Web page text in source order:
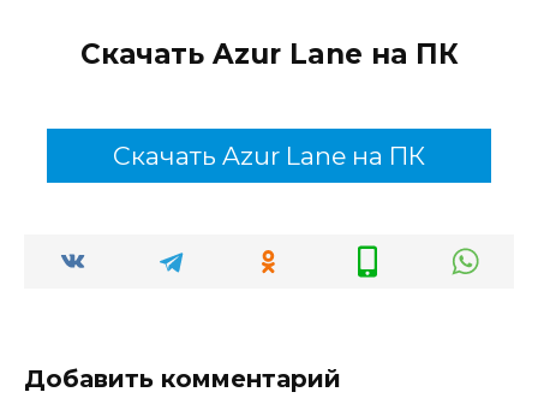
Скачать Azur Lane на ПК
Скачать Azur Lane на ПК
Добавить комментарий